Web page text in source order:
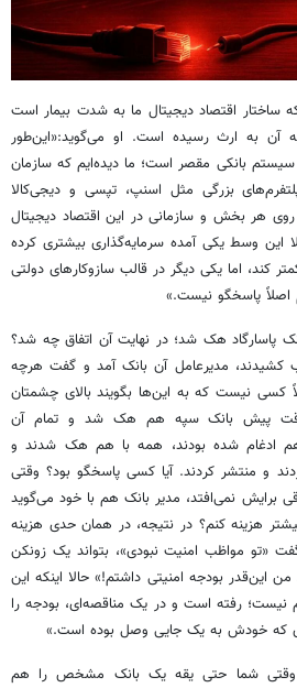
ساختار اقتصاد دیجیتال ما به شدت بیمار است
آن به ارث رسیده است. او می‌گوید:«این‌طور
بانکی مقصر است؛ ما دیده‌ایم که سازمان
بزرگی مثل اسنپ، تپسی و دیجی‌کالا
هر بخش و سازمانی در این اقتصاد دیجیتال
وسط یکی آمده سرمایه‌گذاری بیشتری کرده
کند، اما یکی دیگر در قالب سازوکارهای دولتی
اصلاً پاسخگو نیست.»
پاسارگاد هک شد؛ در نهایت آن اتفاق چه شد؟
مدیرعامل آن بانک آمد و گفت هرچه
کسی نیست که به این‌ها بگویند بالای چشمتان
پیش بانک سپه هم هک شد و تمام آن
ادغام شده بودند، همه با هم هک شدند و
و منتشر کردند. آیا کسی پاسخگو بود؟ وقتی
برایش نمی‌افتد، مدیر بانک هم با خود می‌گوید
هزینه کنم؟ در نتیجه، در همان حدی هزینه
«تو مواظب امنیت نبودی»، بتواند یک زونکن
این‌قدر بودجه امنیتی داشتم!» حالا اینکه این
رفته است و در یک مناقصه‌ای، بودجه را
که خودش به یک جایی وصل بوده است.»
وقتی شما حتی یقه یک بانک مشخص را هم